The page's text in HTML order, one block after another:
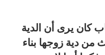
كان يرى أن الدية
من دية زوجها بناء